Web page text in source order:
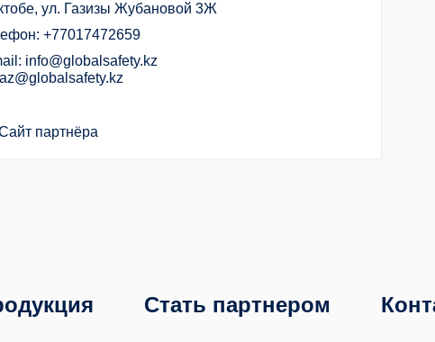
ул. Газизы Жубановой 3Ж
+77017472659
info@globalsafety.kz
партнёра
Стать партнером